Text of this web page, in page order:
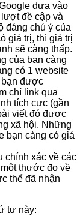
dựa vào
đề cập và
đáng chú ý của
giá trị, thì giá trị
sẽ càng thấp.
của bạn càng
có 1 website
bạn được
chí link qua
tích cực (gần
viết đó được
xã hội. Những
bạn càng có giá
chính xác về các
thước đo về
thể đã nhận
tự này: